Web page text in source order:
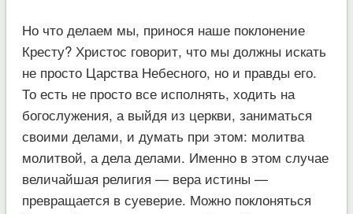
Но что делаем мы, принося наше поклонение
Кресту? Христос говорит, что мы должны искать
не просто Царства Небесного, но и правды его.
То есть не просто все исполнять, ходить на
богослужения, а выйдя из церкви, заниматься
своими делами, и думать при этом: молитва
молитвой, а дела делами. Именно в этом случае
величайшая религия — вера истины —
превращается в суеверие. Можно поклоняться